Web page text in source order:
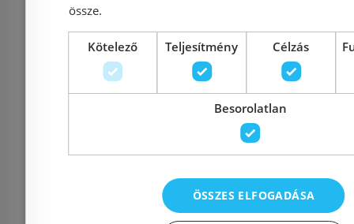
Rendelésre Rendelésre
össze.
Kötelező Teljesítmény Célzás
Besorolatlan
ÖSSZES ELFOGADÁSA